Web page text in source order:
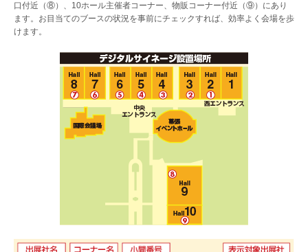
口付近（⑧）、10ホール主催者コーナー、物販コーナー付近（⑨）にあり
ます。お目当てのブースの状況を事前にチェックすれば、効率よく会場を歩
けます。